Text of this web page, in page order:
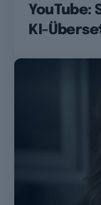
YouTube:
KI-